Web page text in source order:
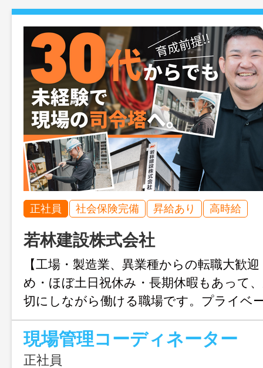
正社員 社会保険完備 昇給あり 高時給
若林建設株式会社
【工場・製造業、異業種からの転職大歓
め・ほぼ土日祝休み・長期休暇もあって
切にしながら働ける職場です。プライベ
たい30代社員が多数活躍中！
現場管理コーディネーター
正社員